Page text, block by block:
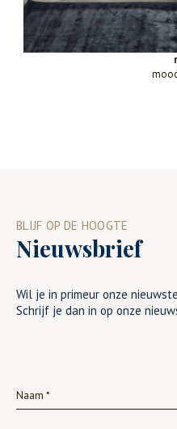
BLIJF OP DE HOOGTE
Nieuwsbrief
Wil je in primeur onze
Schrijf je dan in op onze